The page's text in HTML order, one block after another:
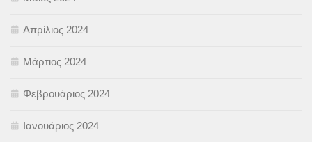
Απρίλιος 2024
Μάρτιος 2024
Φεβρουάριος 2024
Ιανουάριος 2024